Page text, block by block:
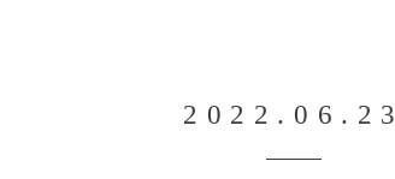
2022.06.23